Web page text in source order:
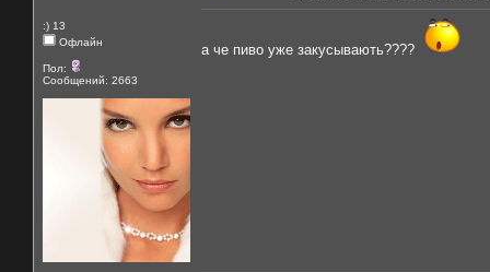
:) 13
Офлайн
Пол:
Сообщений: 2663
а че пиво уже закусывають????